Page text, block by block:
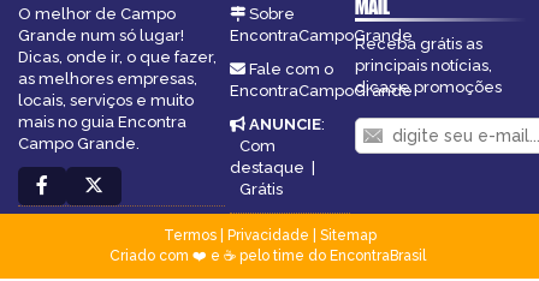
O melhor de Campo
Grande num só lugar!
Dicas, onde ir, o que fazer,
as melhores empresas,
locais, serviços e muito
mais no guia Encontra
Campo Grande.
Sobre
EncontraCampoGrande
Fale com o
EncontraCampoGrande
ANUNCIE:
Com
destaque |
Grátis
MAIL
Receba grátis as
principais notícias,
dicas e promoções
Termos| Privacidade
Sitemap
Criado com ❤️ e ☕ pelo time do EncontraBrasil